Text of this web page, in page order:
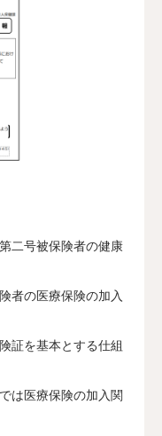
二号被保険者の健康
者の医療保険の加入
証を基本とする仕組
は医療保険の加入関